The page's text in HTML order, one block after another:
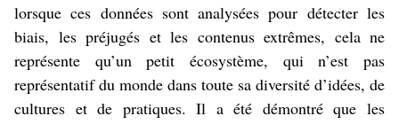
lorsque ces données sont analysées pour détecter les
biais, les préjugés et les contenus extrêmes, cela ne
représente qu’un petit écosystème, qui n’est pas
représentatif du monde dans toute sa diversité d’idées, de
cultures et de pratiques. Il a été démontré que les